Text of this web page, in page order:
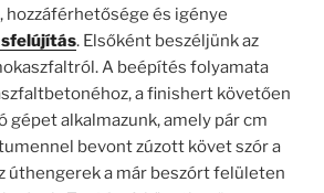
hozzáférhetősége és igénye
. Elsőként beszéljünk az
A beépítés folyamata
a finishert követően
gépet alkalmazunk, amely pár cm
bevont zúzott követ szór a
úthengerek a már beszórt felületen